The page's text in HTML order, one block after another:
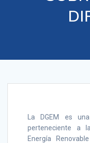
La DGEM es
perteneciente a
Energía